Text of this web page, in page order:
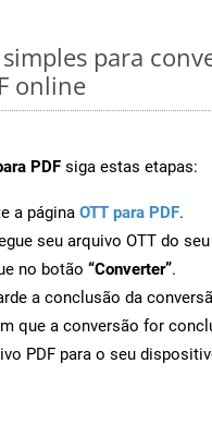
simples para
online
PDF siga estas etapas:
a página OTT para PDF.
seu arquivo OTT do
no botão “Converter”.
a conclusão da
que a conversão for
PDF para o seu